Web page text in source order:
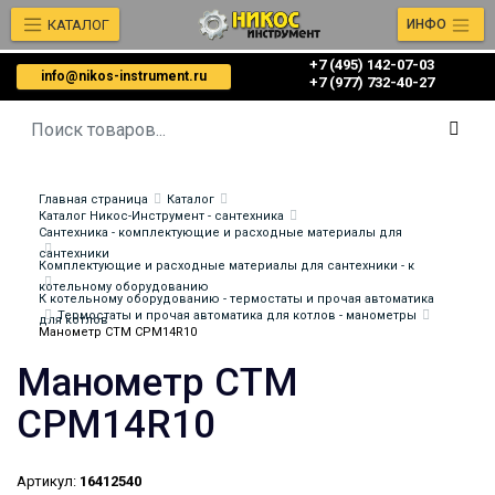
info@nikos-instrument.ru
+7 (495) 142-07-03
‎‎+7 (977) 732-40-27
КАТАЛОГ ИНФО
Главная страница
Каталог
Каталог Никос-Инструмент - сантехника
Сантехника - комплектующие и расходные материалы для
сантехники
Комплектующие и расходные материалы для сантехники - к
котельному оборудованию
К котельному оборудованию - термостаты и прочая автоматика
для котлов
Термостаты и прочая автоматика для котлов - манометры
Манометр СТМ CPM14R10
Манометр СТМ
CPM14R10
Артикул: 16412540